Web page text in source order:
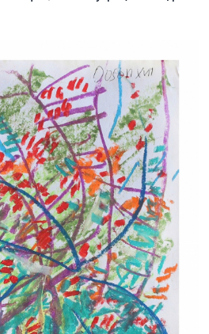
Khoa học & Công nghệ
Tin Khoa học & Công nghệ
Kết nối công nghệ
Sống chung với biến đổi
khí hậu